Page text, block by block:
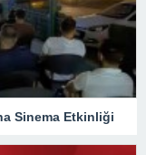
Sinema Etkinliği